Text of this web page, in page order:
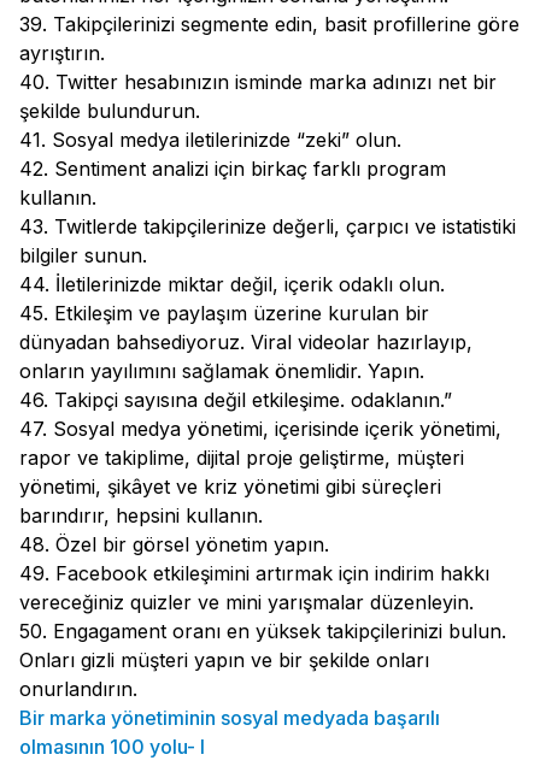
39. Takipçilerinizi segmente edin, basit profillerine göre
ayrıştırın.
40. Twitter hesabınızın isminde marka adınızı net bir
şekilde bulundurun.
41. Sosyal medya iletilerinizde “zeki” olun.
42. Sentiment analizi için birkaç farklı program
kullanın.
43. Twitlerde takipçilerinize değerli, çarpıcı ve istatistiki
bilgiler sunun.
44. İletilerinizde miktar değil, içerik odaklı olun.
45. Etkileşim ve paylaşım üzerine kurulan bir
dünyadan bahsediyoruz. Viral videolar hazırlayıp,
onların yayılımını sağlamak önemlidir. Yapın.
46. Takipçi sayısına değil etkileşime. odaklanın.”
47. Sosyal medya yönetimi, içerisinde içerik yönetimi,
rapor ve takiplime, dijital proje geliştirme, müşteri
yönetimi, şikâyet ve kriz yönetimi gibi süreçleri
barındırır, hepsini kullanın.
48. Özel bir görsel yönetim yapın.
49. Facebook etkileşimini artırmak için indirim hakkı
vereceğiniz quizler ve mini yarışmalar düzenleyin.
50. Engagament oranı en yüksek takipçilerinizi bulun.
Onları gizli müşteri yapın ve bir şekilde onları
onurlandırın.
Bir marka yönetiminin sosyal medyada başarılı
olmasının 100 yolu- I